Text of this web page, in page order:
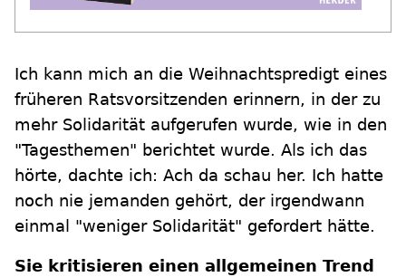
Ich kann mich an die Weihnachtspredigt eines
früheren Ratsvorsitzenden erinnern, in der zu
mehr Solidarität aufgerufen wurde, wie in den
"Tagesthemen" berichtet wurde. Als ich das
hörte, dachte ich: Ach da schau her. Ich hatte
noch nie jemanden gehört, der irgendwann
einmal "weniger Solidarität" gefordert hätte.
Sie kritisieren einen allgemeinen Trend